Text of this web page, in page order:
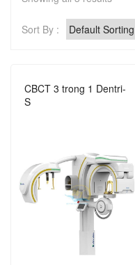
Sort By :
CBCT 3 trong 1 Dentri-
S